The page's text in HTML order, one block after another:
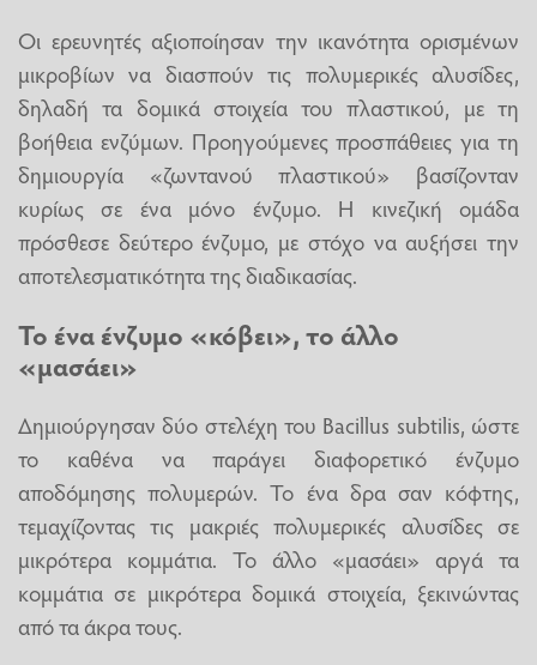
Οι ερευνητές αξιοποίησαν την ικανότητα ορισμένων
μικροβίων να διασπούν τις πολυμερικές αλυσίδες,
δηλαδή τα δομικά στοιχεία του πλαστικού, με τη
βοήθεια ενζύμων. Προηγούμενες προσπάθειες για τη
δημιουργία «ζωντανού πλαστικού» βασίζονταν
κυρίως σε ένα μόνο ένζυμο. Η κινεζική ομάδα
πρόσθεσε δεύτερο ένζυμο, με στόχο να αυξήσει την
αποτελεσματικότητα της διαδικασίας.
Το ένα ένζυμο «κόβει», το άλλο
«μασάει»
Δημιούργησαν δύο στελέχη του Bacillus subtilis, ώστε
το καθένα να παράγει διαφορετικό ένζυμο
αποδόμησης πολυμερών. Το ένα δρα σαν κόφτης,
τεμαχίζοντας τις μακριές πολυμερικές αλυσίδες σε
μικρότερα κομμάτια. Το άλλο «μασάει» αργά τα
κομμάτια σε μικρότερα δομικά στοιχεία, ξεκινώντας
από τα άκρα τους.